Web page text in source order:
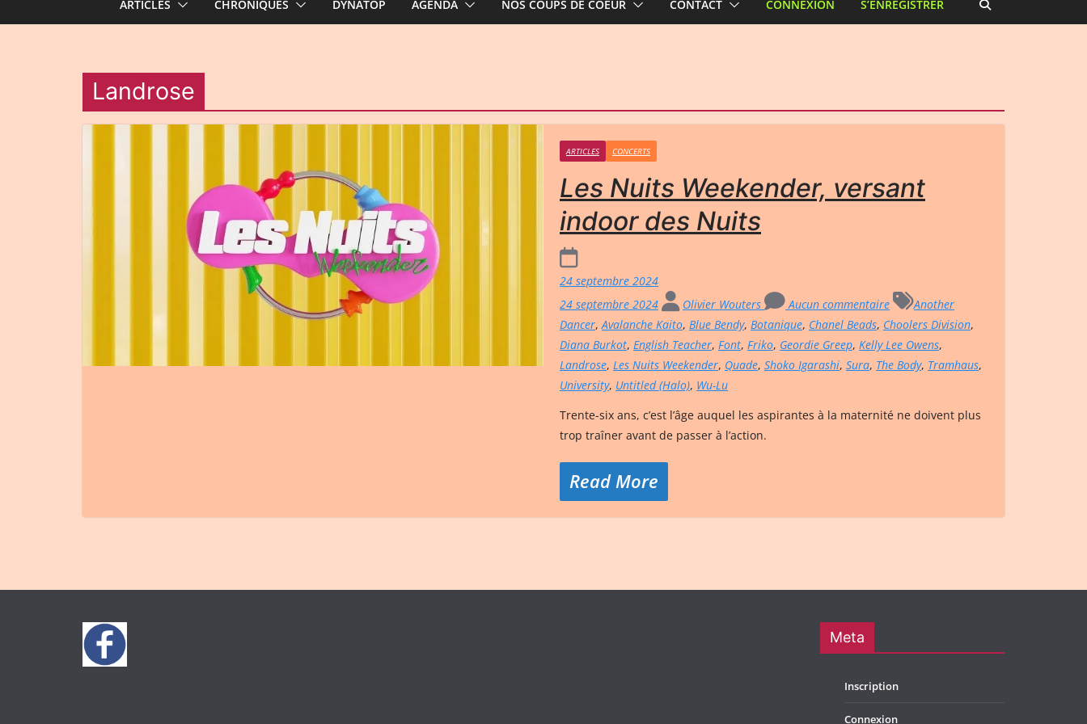
ARTICLES CHRONIQUES DYNATOP AGENDA NOS COUPS DE COEUR CONTACT CONNEXION S’ENREGISTRER
Landrose
ARTICLES CONCERTS
Les Nuits Weekender, versant
indoor des Nuits
24 septembre 2024
24 septembre 2024
Olivier Wouters Aucun commentaire
Another
Dancer,Avalanche Kaito, Blue Bendy, Botanique, Chanel Beads, Choolers Division,
Diana Burkot, English Teacher, Font, Friko, Geordie Greep, Kelly Lee Owens,
Landrose, Les Nuits Weekender, Quade, Shoko Igarashi, Sura, The Body, Tramhaus,
University, Untitled (Halo), Wu-Lu
Trente-six ans, c’est l’âge auquel les aspirantes à la maternité ne doivent plus
trop traîner avant de passer à l’action.
Read More
Meta
Inscription
Connexion